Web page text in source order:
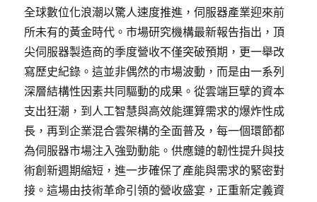
全球數位化浪潮以驚人速度推進，伺服器產業迎來前
所未有的黃金時代。市場研究機構最新報告指出，頂
尖伺服器製造商的季度營收不僅突破預期，更一舉改
寫歷史紀錄。這並非偶然的市場波動，而是由一系列
深層結構性因素共同驅動的成果。從雲端巨擘的資本
支出狂潮，到人工智慧與高效能運算需求的爆炸性成
長，再到企業混合雲架構的全面普及，每一個環節都
為伺服器市場注入強勁動能。供應鏈的韌性提升與技
術創新週期縮短，進一步確保了產能與需求的緊密對
接。這場由技術革命引領的營收盛宴，正重新定義資